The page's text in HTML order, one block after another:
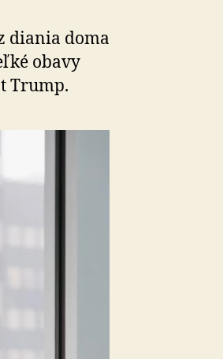
diania doma
obavy
Trump.